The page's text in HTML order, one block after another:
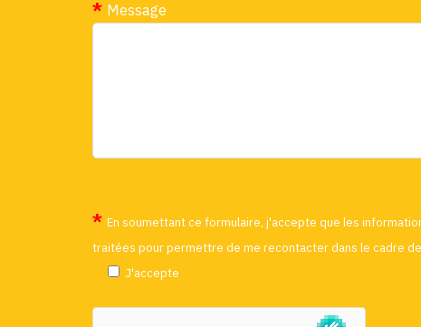
Message
En soumettant ce formulaire, j'accepte que les
traitées pour permettre de me recontacter dans le cadre
J'accepte